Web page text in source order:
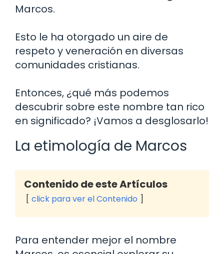
Marcos.
Esto le ha otorgado un aire de
respeto y veneración en diversas
comunidades cristianas.
Entonces, ¿qué más podemos
descubrir sobre este nombre tan rico
en significado? ¡Vamos a desglosarlo!
La etimología de Marcos
Contenido de este Artículos
click para ver el Contenido
Para entender mejor el nombre